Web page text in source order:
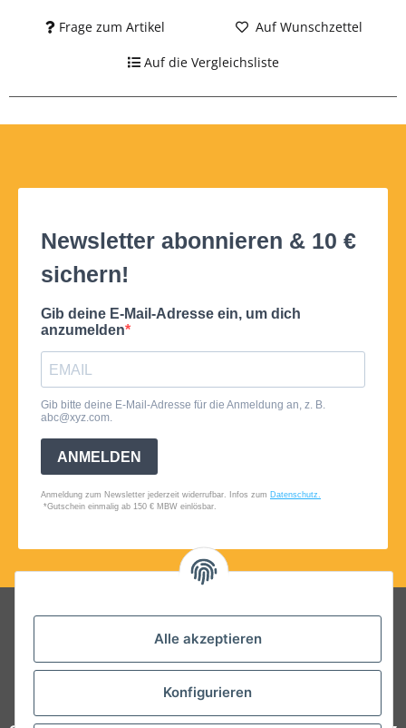
Alle akzeptieren
Konfigurieren
Frage zum Artikel Auf Wunschzettel
Auf die Vergleichsliste
Folgt uns auf Social Media